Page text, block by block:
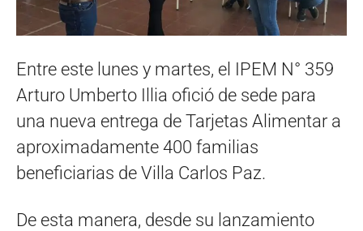
Entre este lunes y martes, el IPEM N° 359
Arturo Umberto Illia ofició de sede para
una nueva entrega de Tarjetas Alimentar a
aproximadamente 400 familias
beneficiarias de Villa Carlos Paz.
De esta manera, desde su lanzamiento